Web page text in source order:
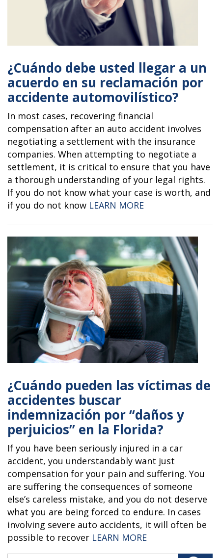
¿Cuándo debe usted llegar a un
acuerdo en su reclamación por
accidente automovilístico?
In most cases, recovering financial
compensation after an auto accident involves
negotiating a settlement with the insurance
companies. When attempting to negotiate a
settlement, it is critical to ensure that you have
a thorough understanding of your legal rights.
If you do not know what your case is worth, and
if you do not know LEARN MORE“WHEN SHOULD
¿Cuándo pueden las víctimas de
accidentes buscar
indemnización por “daños y
perjuicios” en la Florida?
If you have been seriously injured in a car
accident, you understandably want just
compensation for your pain and suffering. You
are suffering the consequences of someone
else’s careless mistake, and you do not deserve
what you are being forced to endure. In cases
involving severe auto accidents, it will often be
possible to recover LEARN MORE“WHEN CAN